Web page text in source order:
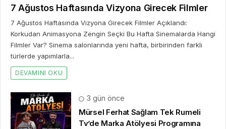
7 Ağustos Haftasında Vizyona Girecek Filmler
7 Ağustos Haftasında Vizyona Girecek Filmler Açıklandı:
Korkudan Animasyona Zengin Seçki Bu Hafta Sinemalarda Hangi
Filmler Var? Sinema salonlarında yeni hafta, birbirinden farklı
türlerde yapımlarla...
DEVAMINI OKU
3 gün önce
Mürsel Ferhat Sağlam Tek Rumeli
Tv’de Marka Atölyesi Programına